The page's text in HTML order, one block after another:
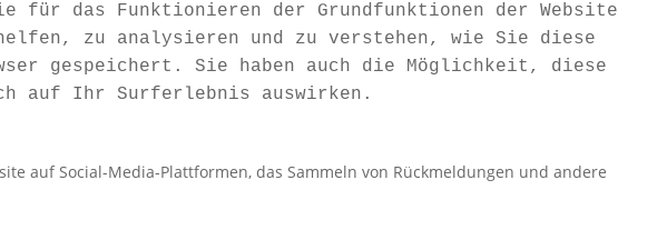
für das Funktionieren der Grundfunktionen der Website
zu analysieren und zu verstehen, wie Sie diese
gespeichert. Sie haben auch die Möglichkeit, diese
auf Ihr Surferlebnis auswirken.
auf Social-Media-Plattformen, das Sammeln von Rückmeldungen und andere